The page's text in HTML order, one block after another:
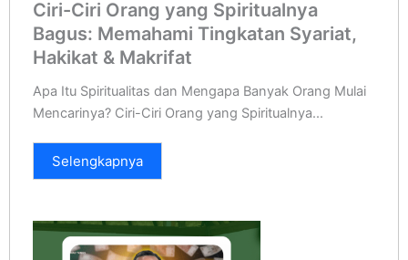
Ciri-Ciri Orang yang Spiritualnya
Bagus: Memahami Tingkatan Syariat,
Hakikat & Makrifat
Apa Itu Spiritualitas dan Mengapa Banyak Orang Mulai
Mencarinya? Ciri-Ciri Orang yang Spiritualnya...
Selengkapnya